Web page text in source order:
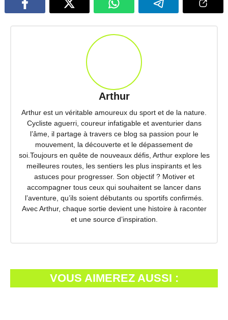
Arthur
Arthur est un véritable amoureux du sport et de la nature.
Cycliste aguerri, coureur infatigable et aventurier dans
l’âme, il partage à travers ce blog sa passion pour le
mouvement, la découverte et le dépassement de
soi.Toujours en quête de nouveaux défis, Arthur explore les
meilleures routes, les sentiers les plus inspirants et les
astuces pour progresser. Son objectif ? Motiver et
accompagner tous ceux qui souhaitent se lancer dans
l’aventure, qu’ils soient débutants ou sportifs confirmés.
Avec Arthur, chaque sortie devient une histoire à raconter
et une source d’inspiration.
VOUS AIMEREZ AUSSI :